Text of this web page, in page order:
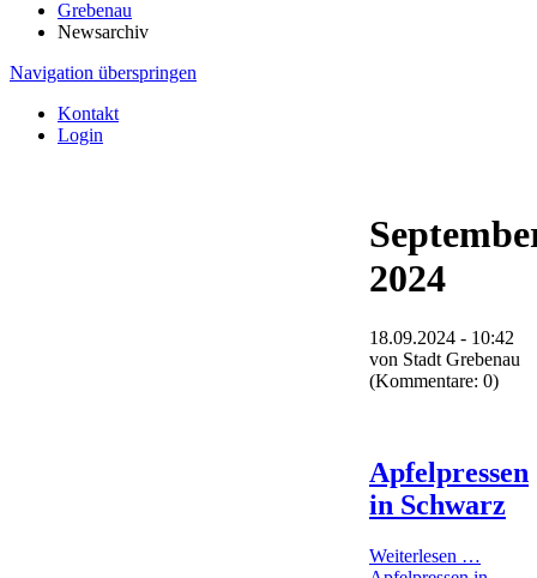
Grebenau
Newsarchiv
Navigation überspringen
Kontakt
Login
2024
18.09.2024 - 10:42
von Stadt Grebenau
(Kommentare: 0)
Apfelpressen
in Schwarz
Weiterlesen …